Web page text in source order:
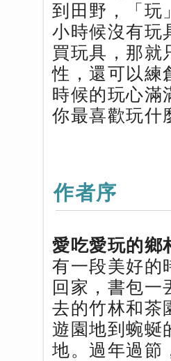
到田野，「玩
小時候沒有玩
買玩具，那就
性，還可以練
時候的玩心滿
你最喜歡玩什
作者序
愛吃愛玩的鄉
有一段美好的
回家，書包
去的竹林和茶
遊園地到蜿蜒
地。過年過節